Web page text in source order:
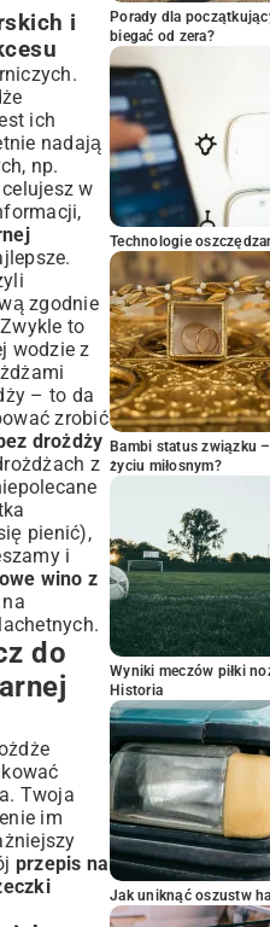
i
ich
nadają
np.
w
zgodnie
to
wodzie z
– to da
zrobić
drożdży
z
pienić),
i
wino z
do
Twoja
im
przepis na
Porady dla
biegać od zera?
Technologie
Bambi status związku
życiu miłosnym?
Wyniki meczów piłki
Historia
Jak uniknąć oszustw